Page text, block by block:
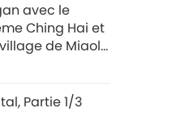
avec le
Ching Hai et
de Miaoli,
partie
Partie 1/3